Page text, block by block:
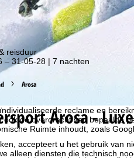
gebruiken we cookies
Gebruiksprofielen worden
reclame en
ook de overdracht van bepaalde
Ruimte inhoudt, zoals
accepteert u het gebruik van
alleen diensten die technisch
reisduur
– 31-05-28 | 7 nachten
Arosa
Arosa -